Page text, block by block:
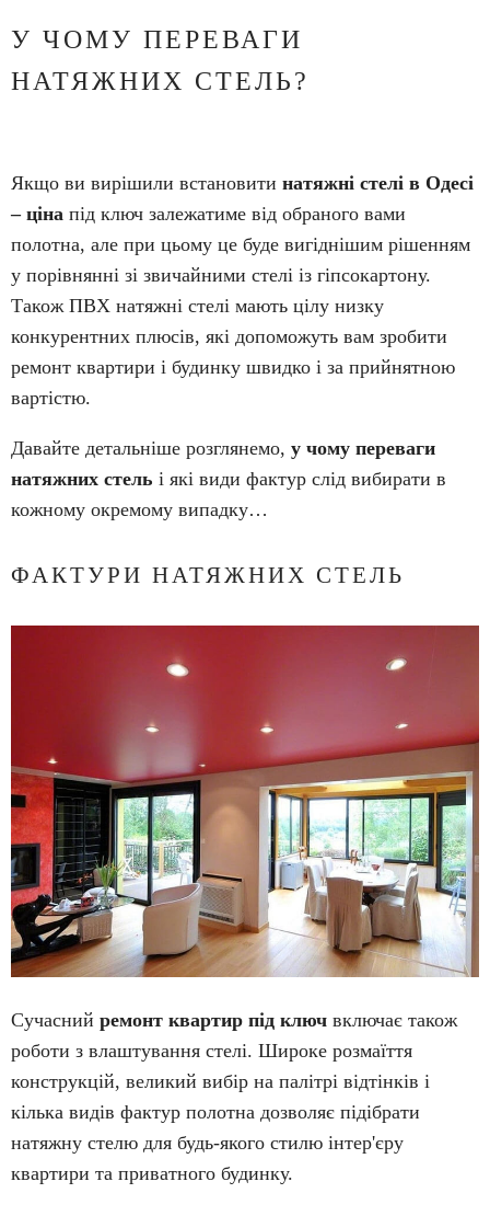
У ЧОМУ ПЕРЕВАГИ
НАТЯЖНИХ СТЕЛЬ?
Якщо ви вирішили встановити натяжні стелі в Одесі
– ціна під ключ залежатиме від обраного вами
полотна, але при цьому це буде вигіднішим рішенням
у порівнянні зі звичайними стелі із гіпсокартону.
Також ПВХ натяжні стелі мають цілу низку
конкурентних плюсів, які допоможуть вам зробити
ремонт квартири і будинку швидко і за прийнятною
вартістю.
Давайте детальніше розглянемо, у чому переваги
натяжних стель і які види фактур слід вибирати в
кожному окремому випадку…
ФАКТУРИ НАТЯЖНИХ СТЕЛЬ
Сучасний ремонт квартир під ключ включає також
роботи з влаштування стелі. Широке розмаїття
конструкцій, великий вибір на палітрі відтінків і
кілька видів фактур полотна дозволяє підібрати
натяжну стелю для будь-якого стилю інтер'єру
квартири та приватного будинку.